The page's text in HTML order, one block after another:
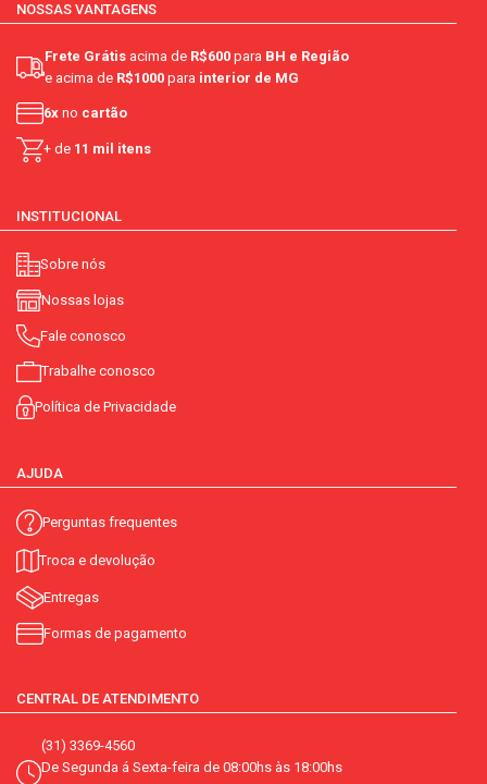
NOSSAS VANTAGENS
Frete Grátis acima de R$600 para BH e Região
e acima de R$1000 para interior de MG
6x no cartão
+ de 11 mil itens
INSTITUCIONAL
Sobre nós
Nossas lojas
Fale conosco
Trabalhe conosco
Política de Privacidade
AJUDA
Perguntas frequentes
Troca e devolução
Entregas
Formas de pagamento
CENTRAL DE ATENDIMENTO
(31) 3369-4560
De Segunda á Sexta-feira de 08:00hs às 18:00hs